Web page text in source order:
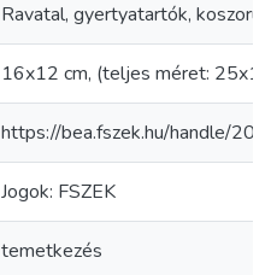
Ravatal, gyertyatartók,
16x12 cm, (teljes méret:
https://bea.fszek.hu/handle/
Jogok: FSZEK
temetkezés